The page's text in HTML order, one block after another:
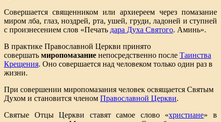
Совершается священником или архиереем через помазание
миром лба, глаз, ноздрей, рта, ушей, груди, ладоней и ступней
с произнесением слов «Печать дара Духа Святого. Аминь».
В практике Православной Церкви принято
совершать миропомазание непосредственно после Таинства
Крещения. Оно совершается над человеком только один раз в
жизни.
При совершении миропомазания человек освящается Святым
Духом и становится членом Православной Церкви.
Святые Отцы Церкви ставят самое слово «христиане» в